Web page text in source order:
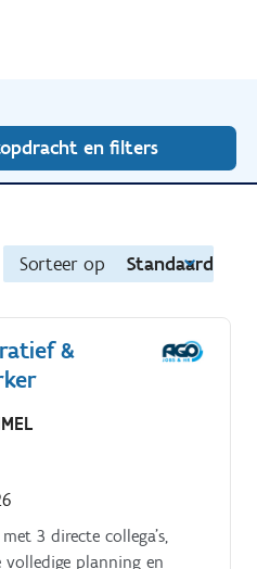
en filters
Sorteer op Standaard
&
3 directe collega's,
planning en